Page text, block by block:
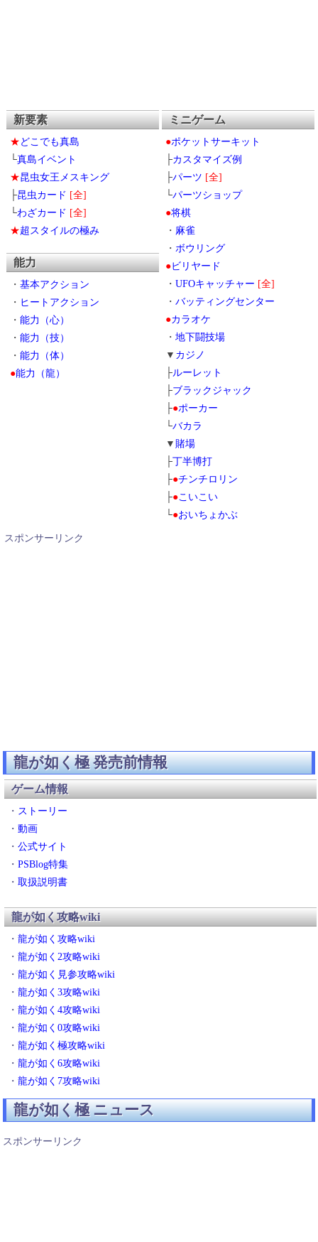
新要素
★ どこでも真島
└真島イベント
★昆虫女王メスキング
├昆虫カード [全]
└わざカード [全]
★超スタイルの極み
能力
・ 基本アクション
・ ヒートアクション
・ 能力（心）
・ 能力（技）
・ 能力（体）
●能力（龍）
ミニゲーム
●ポケットサーキット
├カスタマイズ例
├パーツ [全]
└パーツショップ
●将棋
・ 麻雀
・ ボウリング
●ビリヤード
・ UFOキャッチャー [全]
・ バッティングセンター
●カラオケ
・ 地下闘技場
▼ カジノ
├ルーレット
├ブラックジャック
├●ポーカー
└バカラ
▼ 賭場
├丁半博打
├●チンチロリン
├●こいこい
└●おいちょかぶ
スポンサーリンク
龍が如く極 発売前情報
ゲーム情報
・ ストーリー
・ 動画
・ 公式サイト
・ PSBlog特集
・ 取扱説明書
龍が如く攻略wiki
・ 龍が如く攻略wiki
・ 龍が如く2攻略wiki
・ 龍が如く見参攻略wiki
・ 龍が如く3攻略wiki
・ 龍が如く4攻略wiki
・ 龍が如く0攻略wiki
・ 龍が如く極攻略wiki
・ 龍が如く6攻略wiki
・ 龍が如く7攻略wiki
龍が如く極 ニュース
スポンサーリンク